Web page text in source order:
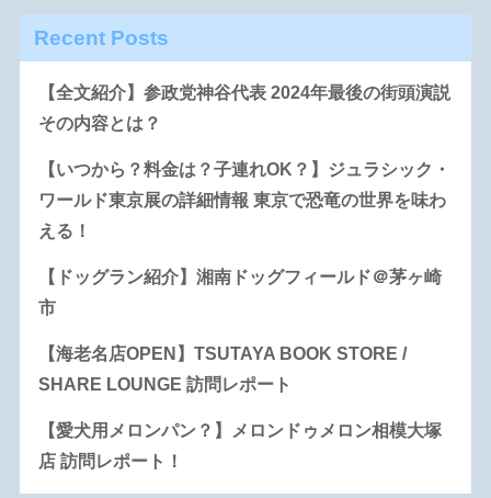
Recent Posts
【全文紹介】参政党神谷代表 2024年最後の街頭演説
その内容とは？
【いつから？料金は？子連れOK？】ジュラシック・
ワールド東京展の詳細情報 東京で恐竜の世界を味わ
える！
【ドッグラン紹介】湘南ドッグフィールド＠茅ヶ崎
市
【海老名店OPEN】TSUTAYA BOOK STORE /
SHARE LOUNGE 訪問レポート
【愛犬用メロンパン？】メロンドゥメロン相模大塚
店 訪問レポート！